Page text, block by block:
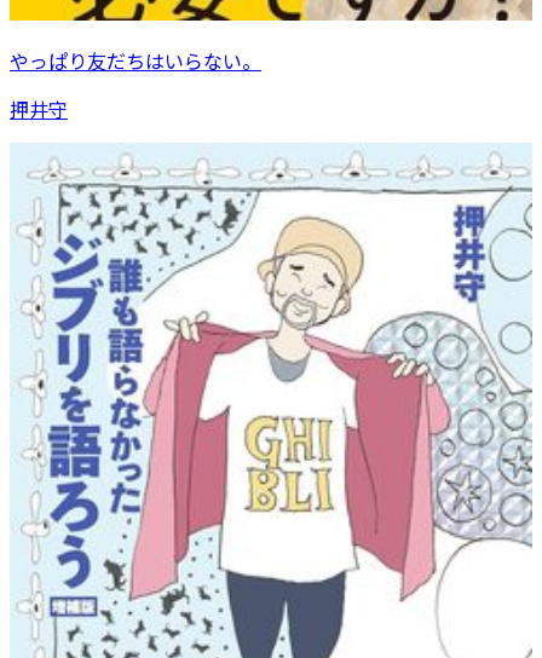
やっぱり友だちはいらない。
押井守